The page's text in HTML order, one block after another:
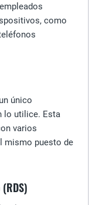
como
único
lo utilice. Esta
varios
mismo puesto de